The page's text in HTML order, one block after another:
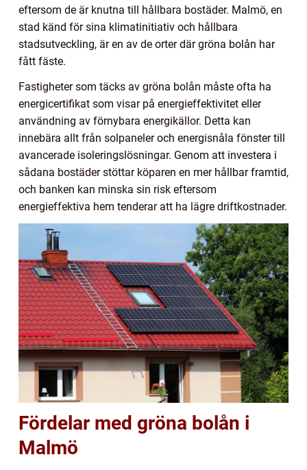
eftersom de är knutna till hållbara bostäder. Malmö, en
stad känd för sina klimatinitiativ och hållbara
stadsutveckling, är en av de orter där gröna bolån har
fått fäste.
Fastigheter som täcks av gröna bolån måste ofta ha
energicertifikat som visar på energieffektivitet eller
användning av förnybara energikällor. Detta kan
innebära allt från solpaneler och energisnåla fönster till
avancerade isoleringslösningar. Genom att investera i
sådana bostäder stöttar köparen en mer hållbar framtid,
och banken kan minska sin risk eftersom
energieffektiva hem tenderar att ha lägre driftkostnader.
Fördelar med gröna bolån i
Malmö